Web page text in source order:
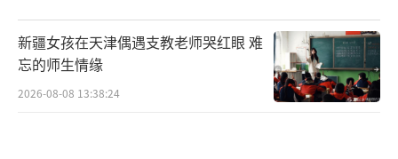
新疆女孩在天津偶遇支教老师哭红眼 难
忘的师生情缘
2026-08-08 13:38:24